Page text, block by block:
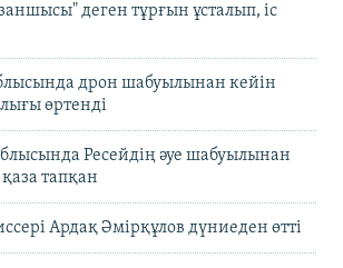
деген тұрғын ұсталып, іс
дрон шабуылынан кейін
өртенді
Ресейдің әуе шабуылынан
тапқан
Ардақ Әмірқұлов дүниеден өтті